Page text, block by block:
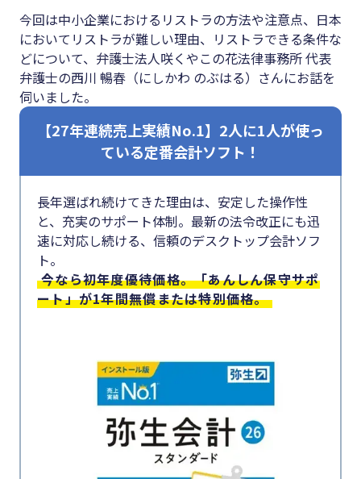
無料で会計ソフトを試す
今回は中小企業におけるリストラの方法や注意点、日本
においてリストラが難しい理由、リストラできる条件な
どについて、弁護士法人咲くやこの花法律事務所 代表
弁護士の西川 暢春（にしかわ のぶはる）さんにお話を
伺いました。
【27年連続売上実績No.1】2人に1人が使っ
ている定番会計ソフト！
長年選ばれ続けてきた理由は、安定した操作性
と、充実のサポート体制。最新の法令改正にも迅
速に対応し続ける、信頼のデスクトップ会計ソフ
ト。
今なら初年度優待価格。「あんしん保守サポ
ート」が1年間無償または特別価格。